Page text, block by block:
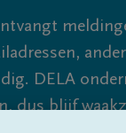
DELA
dus blijf